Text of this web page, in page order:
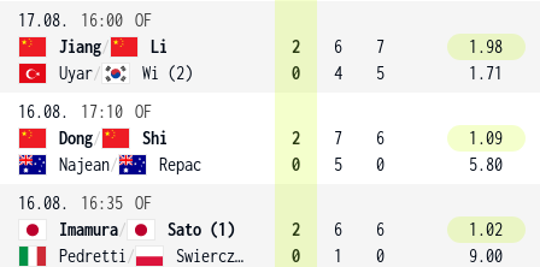
17.08.
16:00 OF
Jiang/
Li
Uyar/ Wi (2)
2
0
6
4
7
5
1.98
1.71
16.08.
17:10 OF
Dong/
Shi
Najean/ Repac
2
0
7
5
6
0
1.09
5.80
16.08.
16:35 OF
Imamura/
Sato (1)
Pedretti / Swierczynska
2
0
6
1
6
0
1.02
9.00